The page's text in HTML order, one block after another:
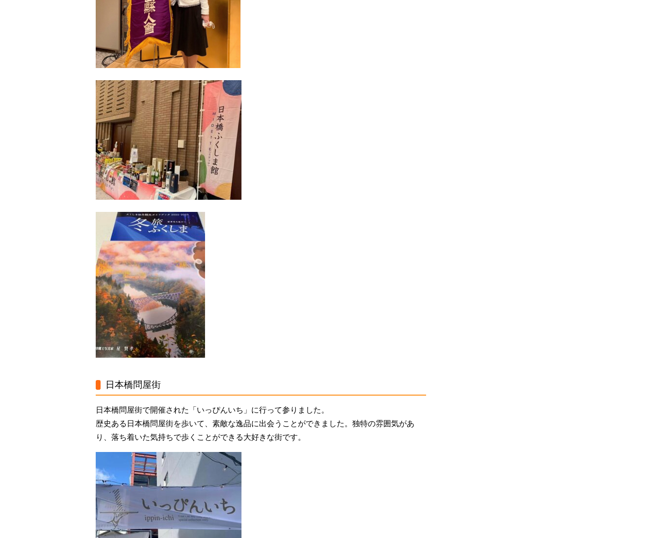
日本橋問屋街
日本橋問屋街で開催された「いっぴんいち」に行って参りました。
歴史ある日本橋問屋街を歩いて、素敵な逸品に出会うことができました。独特の雰囲気があ
り、落ち着いた気持ちで歩くことができる大好きな街です。